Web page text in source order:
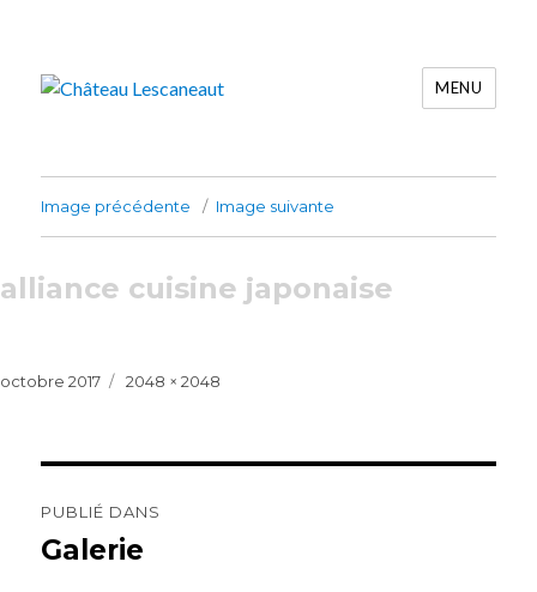
MENU
Image précédente Image suivante
alliance cuisine japonaise
Publié
octobre 2017
Taille
2048 × 2048
de
l’article
PUBLIÉ DANS
Galerie